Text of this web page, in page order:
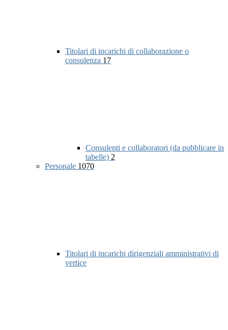
Titolari di incarichi di collaborazione o
consulenza 17
Consulenti e collaboratori (da pubblicare in
tabelle) 2
Personale 1070
Titolari di incarichi dirigenziali amministrativi di
vertice